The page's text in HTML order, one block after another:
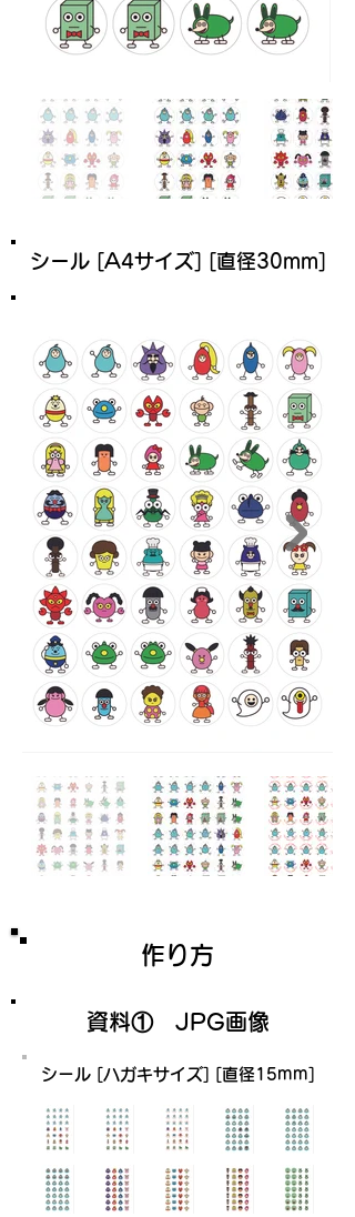
シール [A4サイズ] [直径30mm]
作り方
資料① JPG画像
シール [ハガキサイズ] [直径15mm]